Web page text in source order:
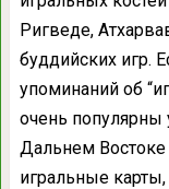
Ригведе,
буддийских игр.
упоминаний об
очень популярны
Дальнем
игральные